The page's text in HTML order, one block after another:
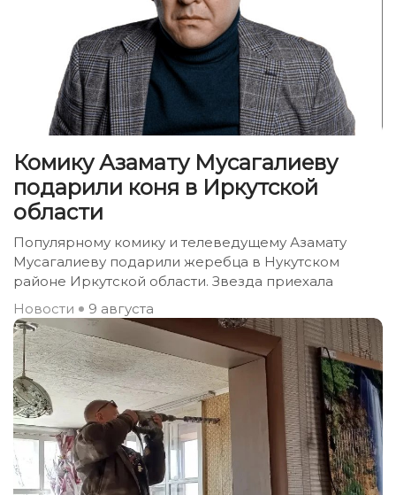
Комику Азамату Мусагалиеву
подарили коня в Иркутской
области
Популярному комику и телеведущему Азамату
Мусагалиеву подарили жеребца в Нукутском
районе Иркутской области. Звезда приехала
Новости
9 августа